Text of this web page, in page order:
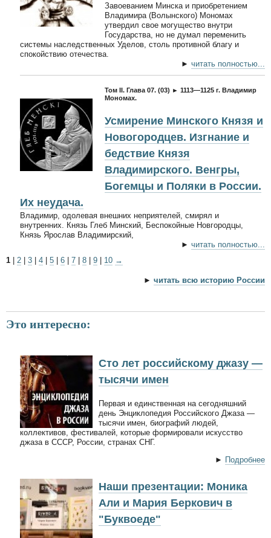
Завоеванием Минска и приобретением
Владимира (Волынского) Мономах
утвердил свое могущество внутри
Государства, но не думал переменить
системы наследственных Уделов, столь противной благу и
спокойствию отечества.
► читать полностью...
Том II. Глава 07. (03) ► 1113—1125 г. Владимир
Мономах.
Усмирение Минского Князя и
Новогородцев. Изгнание и
бедствие Князя
Владимирского. Венгры,
Богемцы и Поляки в России.
Их неудача.
Владимир, одолевая внешних неприятелей, смирял и
внутренних. Князь Глеб Минский, Беспокойные Новгородцы,
Князь Ярослав Владимирский,
► читать полностью...
1
2 3 4 5 6 7 8 9 10 →
► читать всю историю России
Это интересно:
Сто лет российскому джазу —
тысячи имен
Первая и единственная на сегодняшний
день Энциклопедия Российского Джаза —
тысячи имен, биографий людей,
коллективов, фестивалей, которые формировали искусство
джаза в СССР, России, странах СНГ.
► Подробнее
Наши презентации: Моника
Али и Мария Беркович в
"Буквоеде"